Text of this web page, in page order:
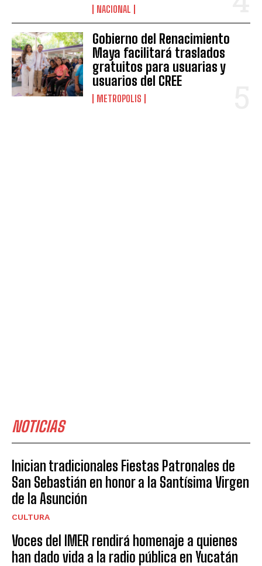
NACIONAL
Gobierno del Renacimiento
Maya facilitará traslados
gratuitos para usuarias y
usuarios del CREE
METROPOLIS
NOTICIAS
Inician tradicionales Fiestas Patronales de
San Sebastián en honor a la Santísima Virgen
de la Asunción
CULTURA
Voces del IMER rendirá homenaje a quienes
han dado vida a la radio pública en Yucatán